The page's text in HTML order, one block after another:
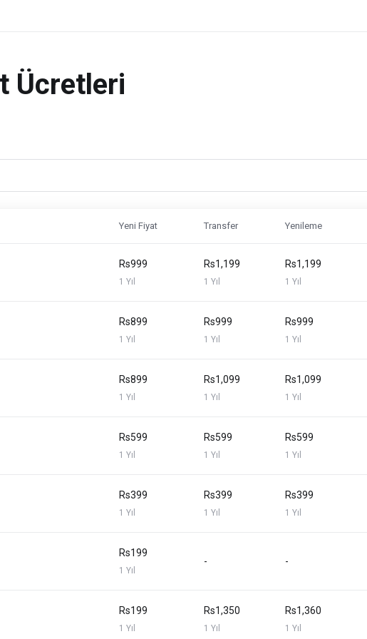
Ücretleri
Yeni Fiyat Transfer Yenileme
Rs999
1 Yıl
Rs1,199
1 Yıl
Rs1,199
1 Yıl
Rs899
1 Yıl
Rs999
1 Yıl
Rs999
1 Yıl
Rs899
1 Yıl
Rs1,099
1 Yıl
Rs1,099
1 Yıl
Rs599
1 Yıl
Rs599
1 Yıl
Rs599
1 Yıl
Rs399
1 Yıl
Rs399
1 Yıl
Rs399
1 Yıl
Rs199
1 Yıl
- -
Rs199
1 Yıl
Rs1,350
1 Yıl
Rs1,360
1 Yıl